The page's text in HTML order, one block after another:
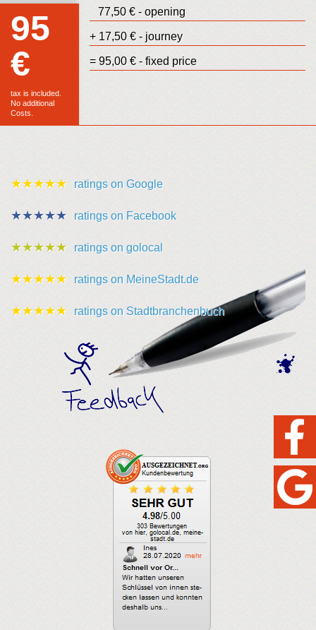
95
€ Euro
sales
tax is included.
No additional
Costs.
77,50 € - opening
+ 17,50 € - journey
= 95,00 € - fixed price
★★★★★ ratings on Google
★★★★★ ratings on Facebook
★★★★★ ratings on golocal
★★★★★ ratings on MeineStadt.de
★★★★★ ratings on Stadtbranchenbuch